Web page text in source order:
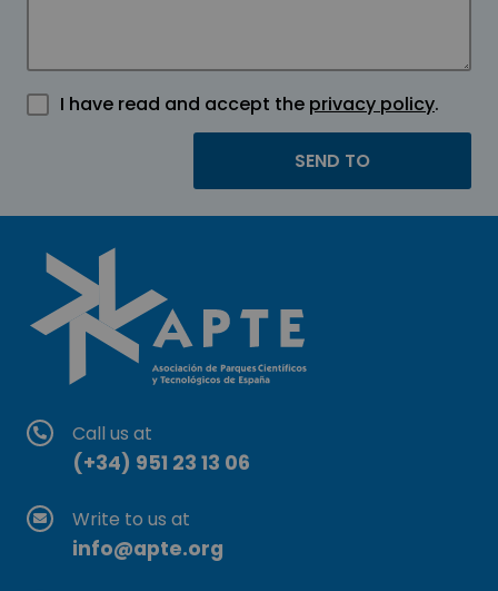
I have read and accept the privacy policy.
Call us at
(+34) 951 23 13 06
Write to us at
info@apte.org